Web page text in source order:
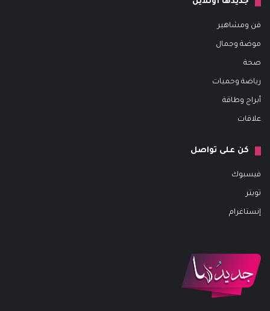
فن ومشاهير
موضة وجمال
صحة
رياضة وحميات
أبراج وطاقة
علاقات
كن على تواصل
فيسبوك
تويتر
إنستاغرام